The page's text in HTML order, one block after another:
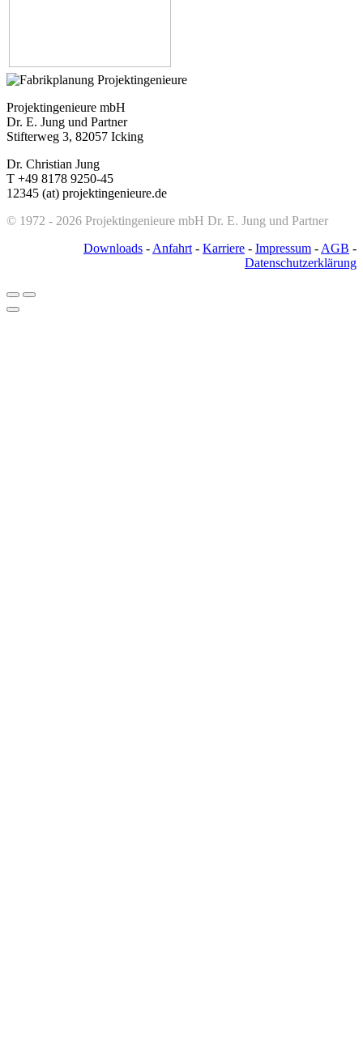
Projektingenieure mbH
Dr. E. Jung und Partner
Stifterweg 3, 82057 Icking
Dr. Christian Jung
T +49 8178 9250-45
12345 (at) projektingenieure.de
© 1972 - 2026 Projektingenieure mbH Dr. E. Jung und Partner
Downloads - Anfahrt - Karriere - Impressum - AGB -
Datenschutzerklärung